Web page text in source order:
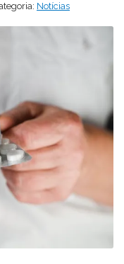
Notícias